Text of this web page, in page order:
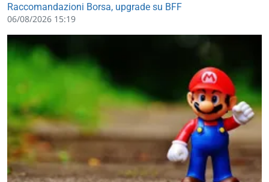
Raccomandazioni Borsa, upgrade su BFF
06/08/2026 15:19